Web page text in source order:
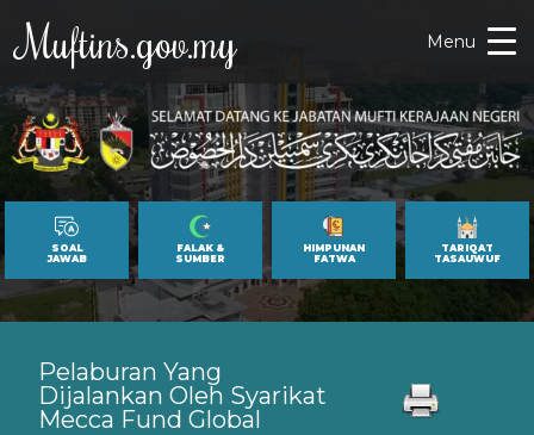
Muftins.gov.my Menu
SOAL
JAWAB
FALAK &
SUMBER
HIMPUNAN
FATWA
TARIQAT
TASAUWUF
Pelaburan Yang
Dijalankan Oleh Syarikat
Mecca Fund Global